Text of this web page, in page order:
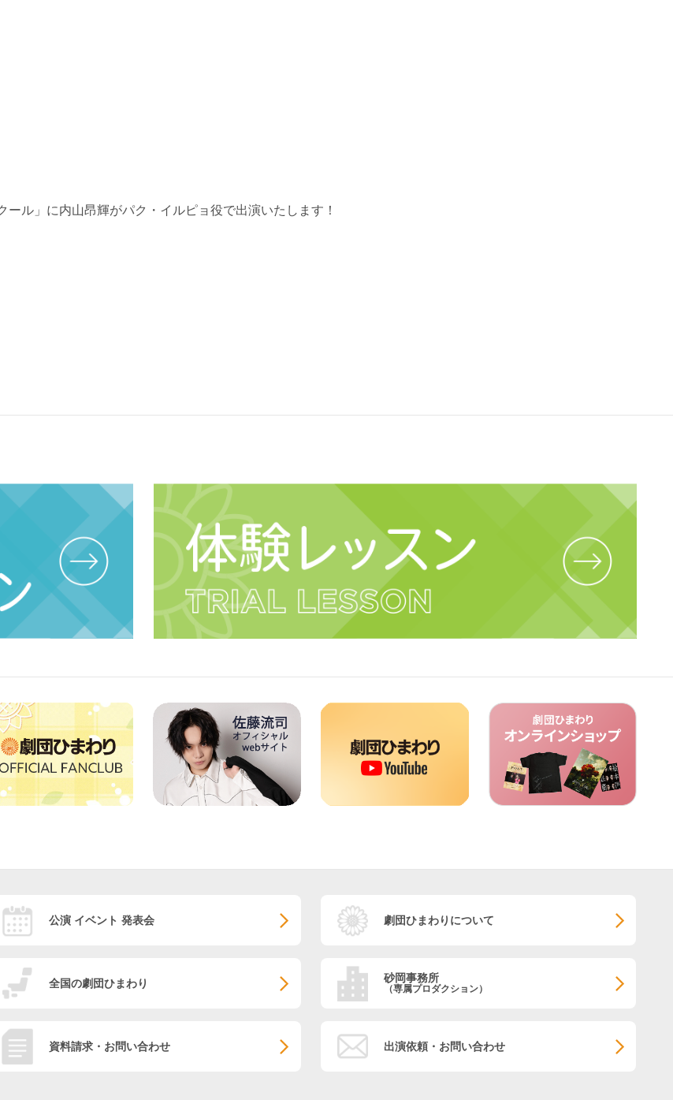
ル」に内山昂輝がパク・イルピョ役で出演いたします！
公演 イベント 発表会 劇団ひまわりについて
全国の劇団ひまわり 砂岡事務所
（専属プロダクション）
資料請求・お問い合わせ 出演依頼・お問い合わせ